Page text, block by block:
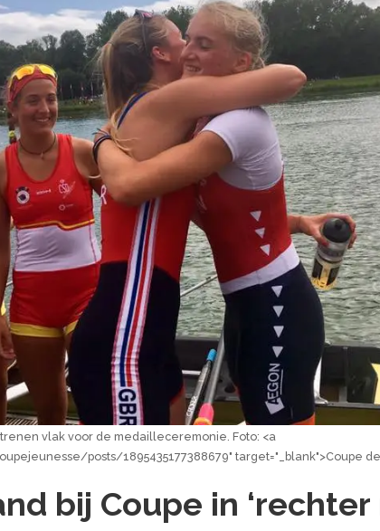
vlak voor de medailleceremonie. Foto: <a
posts/1895435177388679" target="_blank">Coupe
bij Coupe in ‘rechter